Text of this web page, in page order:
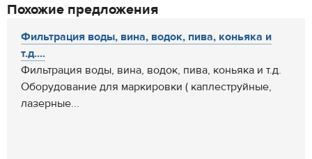
Похожие предложения
Фильтрация воды, вина, водок, пива, коньяка и
т.д....
Фильтрация воды, вина, водок, пива, коньяка и т.д.
Оборудование для маркировки ( каплеструйные,
лазерные...